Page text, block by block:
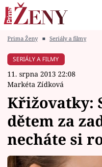
Módní alarm
Témata
Celebrity
Prima Ženy ■ Seriály a filmy
SERIÁLY A FILMY
11. srpna 2013 22:08
Markéta Zídková
Křižovatky:
dětem za
necháte si